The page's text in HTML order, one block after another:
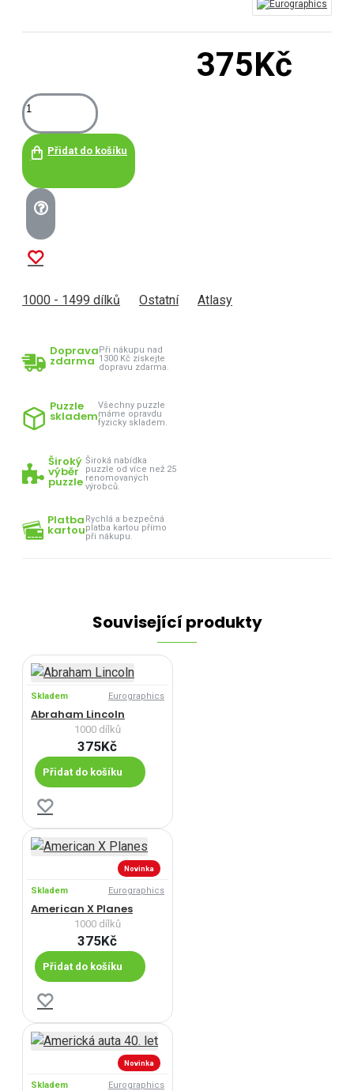
375Kč
Přidat do košíku
1000 - 1499 dílků Ostatní Atlasy
Doprava
zdarma
Při nákupu nad
1300 Kč získejte
dopravu zdarma.
Puzzle
skladem
Všechny puzzle
máme opravdu
fyzicky skladem.
Široký
výběr
puzzle
Široká nabídka
puzzle od více než 25
renomovaných
výrobců.
Platba
kartou
Rychlá a bezpečná
platba kartou přímo
při nákupu.
Související produkty
Skladem Eurographics
Abraham Lincoln
1000 dílků
375Kč
Přidat do košíku
Novinka
Skladem Eurographics
American X Planes
1000 dílků
375Kč
Přidat do košíku
Novinka
Skladem Eurographics